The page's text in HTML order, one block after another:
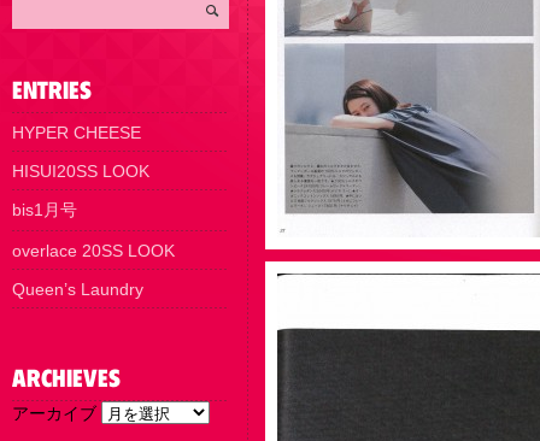
HYPER CHEESE
HISUI20SS LOOK
bis1月号
overlace 20SS LOOK
Queen’s Laundry
アーカイブ